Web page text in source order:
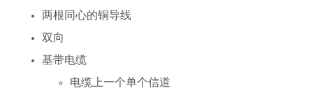
两根同心的铜导线
双向
基带电缆
电缆上一个单个信道